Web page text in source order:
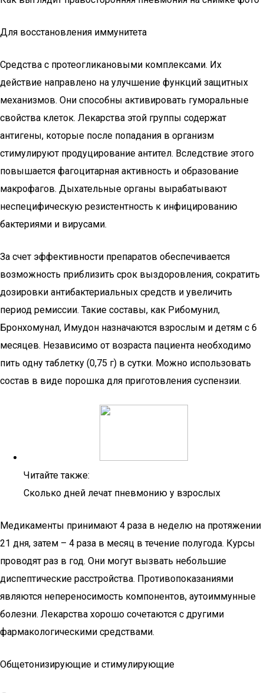
Для восстановления иммунитета
Средства с протеогликановыми комплексами. Их
действие направлено на улучшение функций защитных
механизмов. Они способны активировать гуморальные
свойства клеток. Лекарства этой группы содержат
антигены, которые после попадания в организм
стимулируют продуцирование антител. Вследствие этого
повышается фагоцитарная активность и образование
макрофагов. Дыхательные органы вырабатывают
неспецифическую резистентность к инфицированию
бактериями и вирусами.
За счет эффективности препаратов обеспечивается
возможность приблизить срок выздоровления, сократить
дозировки антибактериальных средств и увеличить
период ремиссии. Такие составы, как Рибомунил,
Бронхомунал, Имудон назначаются взрослым и детям с 6
месяцев. Независимо от возраста пациента необходимо
пить одну таблетку (0,75 г) в сутки. Можно использовать
состав в виде порошка для приготовления суспензии.
Читайте также:
Сколько дней лечат пневмонию у взрослых
Медикаменты принимают 4 раза в неделю на протяжении
21 дня, затем – 4 раза в месяц в течение полугода. Курсы
проводят раз в год. Они могут вызвать небольшие
диспептические расстройства. Противопоказаниями
являются непереносимость компонентов, аутоиммунные
болезни. Лекарства хорошо сочетаются с другими
фармакологическими средствами.
Общетонизирующие и стимулирующие